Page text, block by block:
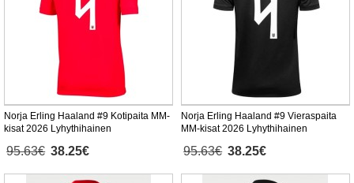
Norja Erling Haaland #9 Kotipaita MM-
kisat 2026 Lyhythihainen
95.63€ 38.25€
Norja Erling Haaland #9 Vieraspaita
MM-kisat 2026 Lyhythihainen
95.63€ 38.25€